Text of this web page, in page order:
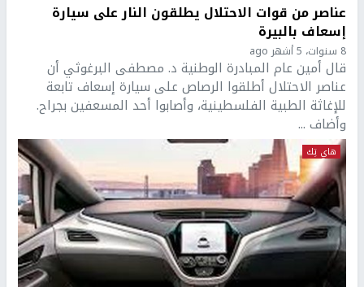
عناصر من قوات الاحتلال يطلقون النار على سيارة
إسعاف بالبيرة
8 سنوات، 5 أشهر ago
قال أمين عام المبادرة الوطنية د. مصطفى البرغوثي أن
عناصر الاحتلال أطلقوا الرصاص على سيارة إسعاف تابعة
للإغاثة الطبية الفلسطينية، وأصابوا أحد المسعفين بجراح.
وأضاف ...
هاي تِك